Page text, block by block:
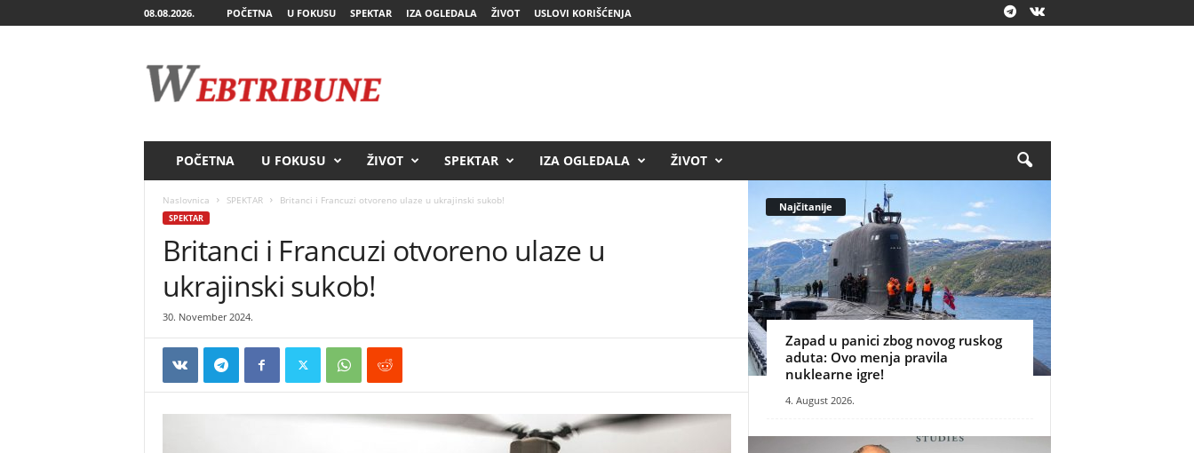
08.08.2026. POČETNA U FOKUSU SPEKTAR IZA OGLEDALA ŽIVOT USLOVI KORIŠĆENJA
POČETNA U FOKUSU ŽIVOT SPEKTAR IZA OGLEDALA ŽIVOT
Naslovnica SPEKTAR Britanci i Francuzi otvoreno ulaze u ukrajinski sukob!
SPEKTAR
Britanci i Francuzi otvoreno ulaze u
ukrajinski sukob!
30. November 2024.
Najčitanije
Zapad u panici zbog novog ruskog
aduta: Ovo menja pravila
nuklearne igre!
4. August 2026.